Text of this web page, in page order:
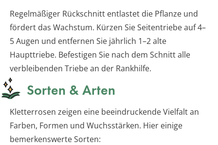
Regelmäßiger Rückschnitt entlastet die Pflanze und
fördert das Wachstum. Kürzen Sie Seitentriebe auf 4–
5 Augen und entfernen Sie jährlich 1–2 alte
Haupttriebe. Befestigen Sie nach dem Schnitt alle
verbleibenden Triebe an der Rankhilfe.
Sorten & Arten
Kletterrosen zeigen eine beeindruckende Vielfalt an
Farben, Formen und Wuchsstärken. Hier einige
bemerkenswerte Sorten: